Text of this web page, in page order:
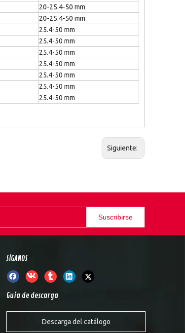
20-25.4-50 mm
20-25.4-50 mm
25.4-50 mm
25.4-50 mm
25.4-50 mm
25.4-50 mm
25.4-50 mm
25.4-50 mm
25.4-50 mm
Siguiente:
Suscribirse
SÍGANOS
Guía de descarga
Descarga del catálogo